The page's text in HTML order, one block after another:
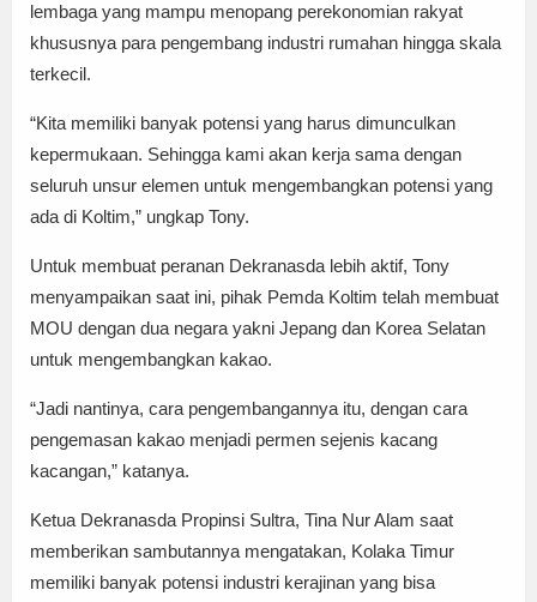
lembaga yang mampu menopang perekonomian rakyat
khususnya para pengembang industri rumahan hingga skala
terkecil.
“Kita memiliki banyak potensi yang harus dimunculkan
kepermukaan. Sehingga kami akan kerja sama dengan
seluruh unsur elemen untuk mengembangkan potensi yang
ada di Koltim,” ungkap Tony.
Untuk membuat peranan Dekranasda lebih aktif, Tony
menyampaikan saat ini, pihak Pemda Koltim telah membuat
MOU dengan dua negara yakni Jepang dan Korea Selatan
untuk mengembangkan kakao.
“Jadi nantinya, cara pengembangannya itu, dengan cara
pengemasan kakao menjadi permen sejenis kacang
kacangan,” katanya.
Ketua Dekranasda Propinsi Sultra, Tina Nur Alam saat
memberikan sambutannya mengatakan, Kolaka Timur
memiliki banyak potensi industri kerajinan yang bisa